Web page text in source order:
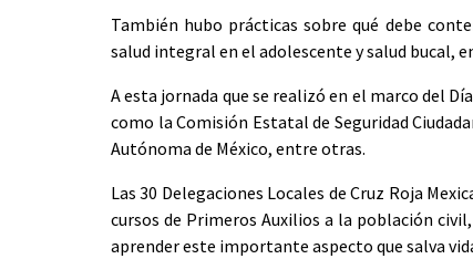
También hubo prácticas sobre qué debe
salud integral en el adolescente y salud bucal,
A esta jornada que se realizó en el marco del
como la Comisión Estatal de Seguridad
Autónoma de México, entre otras.
Las 30 Delegaciones Locales de Cruz Roja
cursos de Primeros Auxilios a la población
aprender este importante aspecto que salva